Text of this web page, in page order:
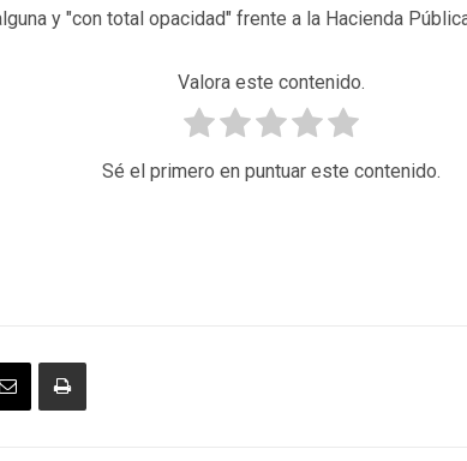
y "con total opacidad" frente a la Hacienda
Valora este contenido.
Sé el primero en puntuar este contenido.